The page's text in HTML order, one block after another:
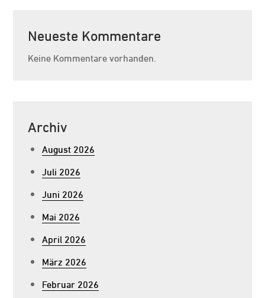
Neueste Kommentare
Keine Kommentare vorhanden.
Archiv
August 2026
Juli 2026
Juni 2026
Mai 2026
April 2026
März 2026
Februar 2026